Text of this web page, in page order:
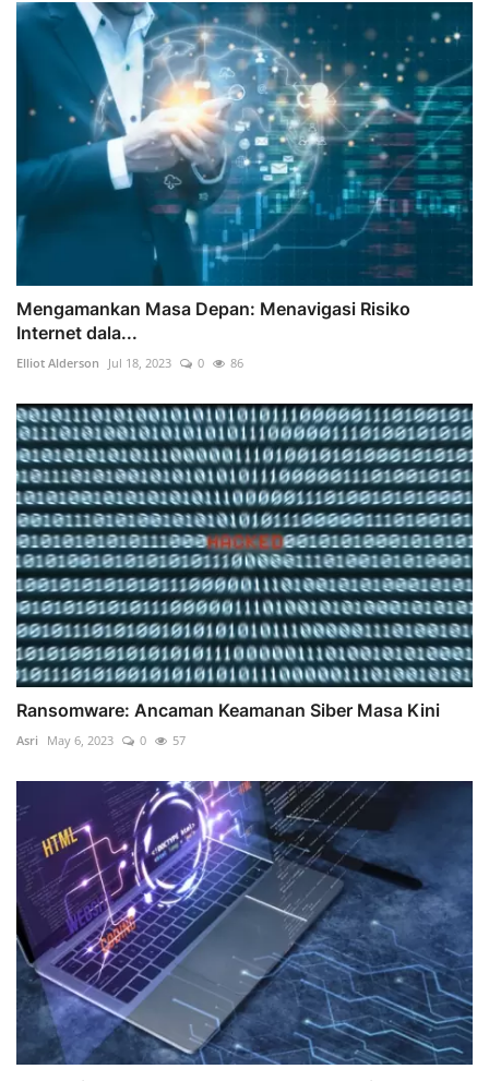
Mengamankan Masa Depan: Menavigasi Risiko
Internet dala...
Elliot Alderson Jul 18, 2023 0 86
Ransomware: Ancaman Keamanan Siber Masa Kini
Asri May 6, 2023 0 57